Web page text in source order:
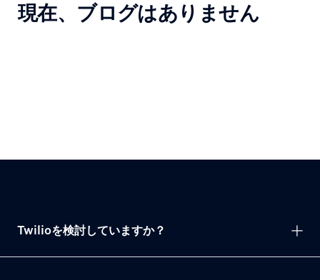
現在、ブログはありません
Twilioを検討していますか？